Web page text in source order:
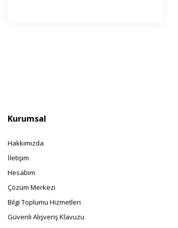
Kurumsal
Hakkımızda
İletişim
Hesabım
Çözüm Merkezi
Bilgi Toplumu Hizmetleri
Güvenli Alışveriş Klavuzu